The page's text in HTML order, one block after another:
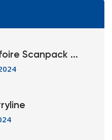
Scanpack ...